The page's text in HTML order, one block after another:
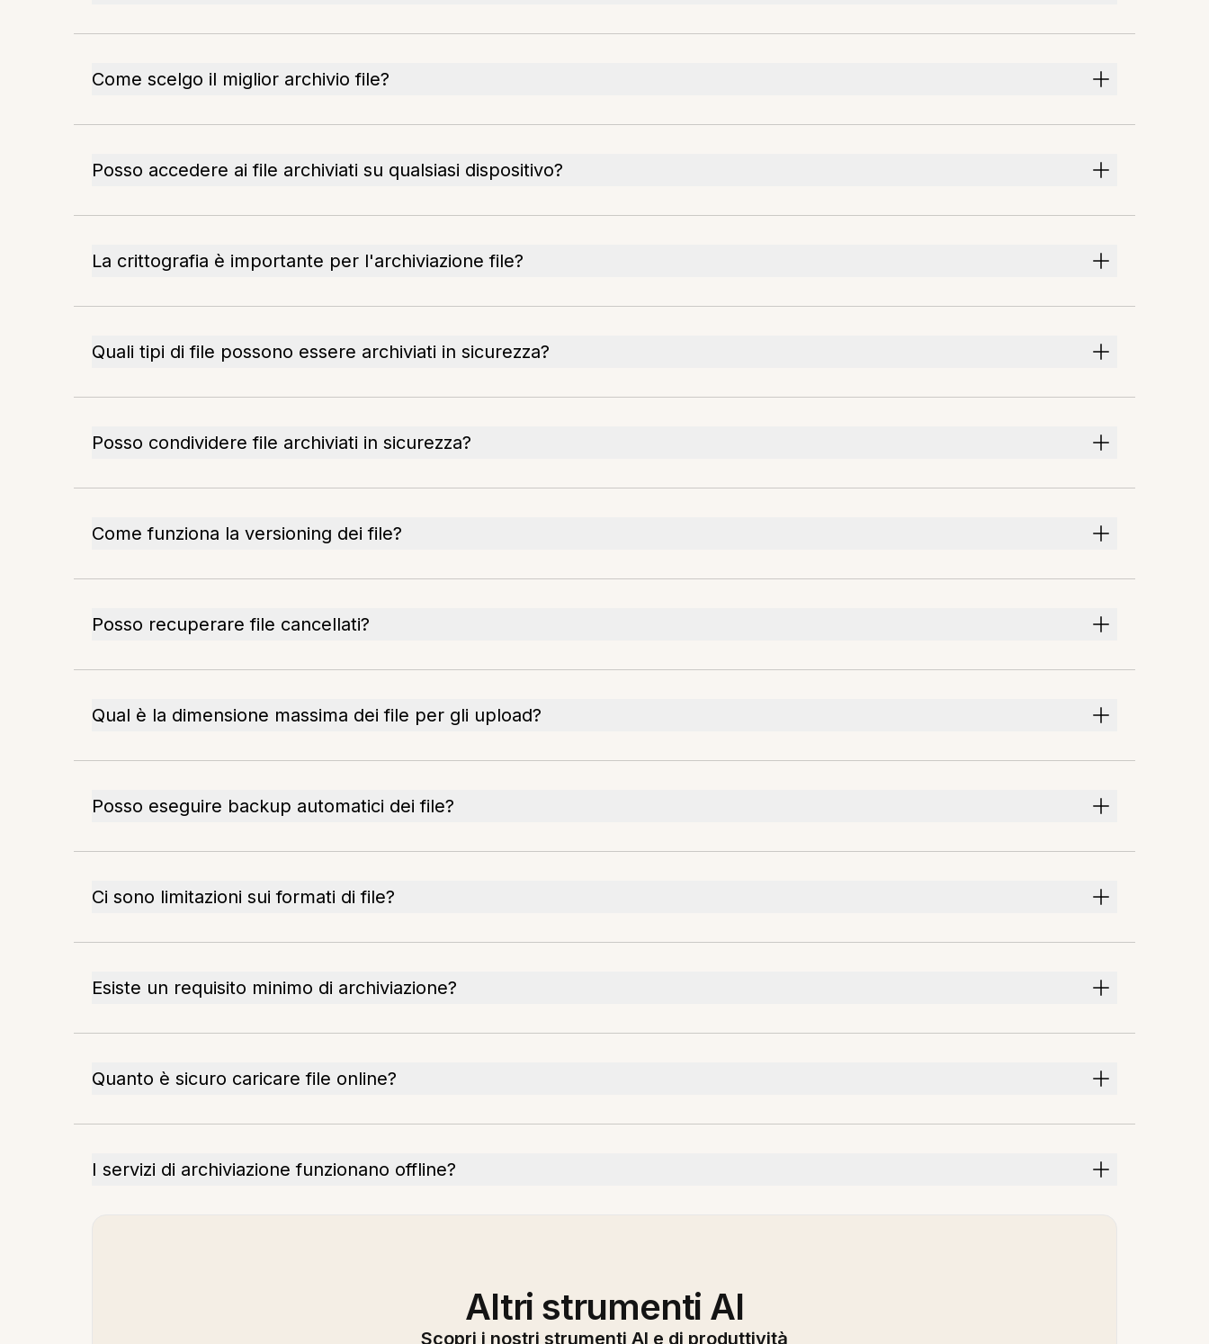
Come scelgo il miglior archivio file?
Posso accedere ai file archiviati su qualsiasi dispositivo?
La crittografia è importante per l'archiviazione file?
Quali tipi di file possono essere archiviati in sicurezza?
Posso condividere file archiviati in sicurezza?
Come funziona la versioning dei file?
Posso recuperare file cancellati?
Qual è la dimensione massima dei file per gli upload?
Posso eseguire backup automatici dei file?
Ci sono limitazioni sui formati di file?
Esiste un requisito minimo di archiviazione?
Quanto è sicuro caricare file online?
I servizi di archiviazione funzionano offline?
Altri strumenti AI
Scopri i nostri strumenti AI e di produttività